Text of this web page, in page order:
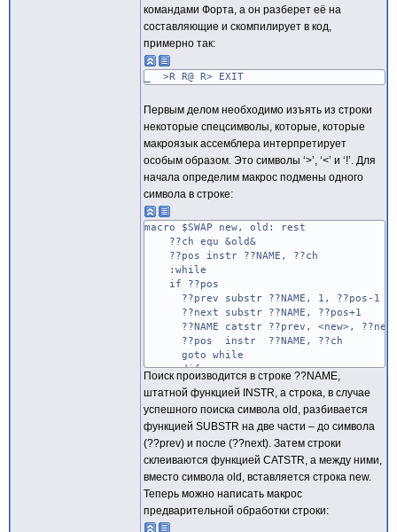
командами Форта, а он разберет её на
составляющие и скомпилирует в код,
примерно так:
_ >R R@ R> EXIT
Первым делом необходимо изъять из строки
некоторые спецсимволы, которые, которые
макроязык ассемблера интерпретирует
особым образом. Это символы ‘>’, ‘<’ и ‘!’. Для
начала определим макрос подмены одного
символа в строке:
macro $SWAP new, old: rest
??ch equ &old&
??pos instr ??NAME, ??ch
:while
if ??pos
??prev substr ??NAME, 1, ??pos-1
??next substr ??NAME, ??pos+1
??NAME catstr ??prev, <new>,
??pos instr ??NAME, ??ch
goto while
endif
endm
Поиск производится в строке ??NAME,
штатной функцией INSTR, а строка, в случае
успешного поиска символа old, разбивается
функцией SUBSTR на две части – до символа
(??prev) и после (??next). Затем строки
склеиваются функцией CATSTR, а между ними,
вместо символа old, вставляется строка new.
Теперь можно написать макрос
предварительной обработки строки: